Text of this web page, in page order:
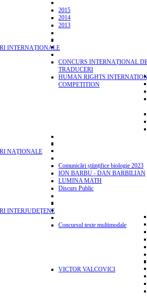
2015
2014
2013
INTERNAȚIONALE
CONCURS INTERNAȚIONAL
TRADUCERI
HUMAN RIGHTS
COMPETITION
NAŢIONALE
Comunicări științifice biologie 2023
ION BARBU - DAN BARBILIAN
LUMINA MATH
Discurs Public
INTERJUDEŢENE
Concursul texte multimodale
VICTOR VALCOVICI